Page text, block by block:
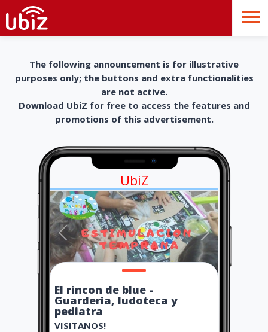
The following announcement is for illustrative
purposes only; the buttons and extra functionalities
are not active.
Download UbiZ for free to access the features and
promotions of this advertisement.
UbiZ
El rincon de blue -
Guarderia, ludoteca y
pediatra
VISITANOS!